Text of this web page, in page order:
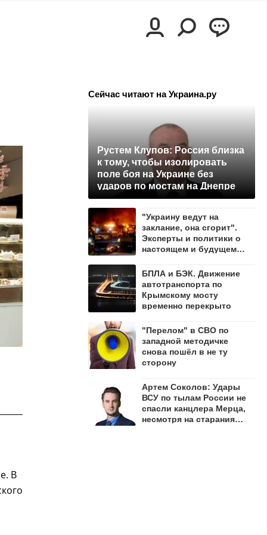
В
Сейчас читают на Украина.ру
Рустем Клупов: Россия близка
к тому, чтобы изолировать
поле боя на Украине без
ударов по мостам на Днепре
"Украину ведут на
заклание, она сгорит".
Эксперты и политики о
настоящем и будущем
БПЛА и БЭК. Движение
автотранспорта по
Крымскому мосту
временно перекрыто
"Перелом" в СВО по
западной методичке
снова пошёл в не ту
сторону
Артем Соколов: Удары
ВСУ по тылам России не
спасли канцлера Мерца,
несмотря на старания